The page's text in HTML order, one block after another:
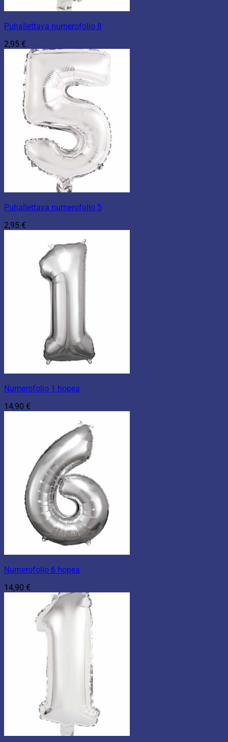
Puhallettava numerofolio 8
2,95 €
Puhallettava numerofolio 5
2,95 €
Numerofolio 1 hopea
14,90 €
Numerofolio 6 hopea
14,90 €